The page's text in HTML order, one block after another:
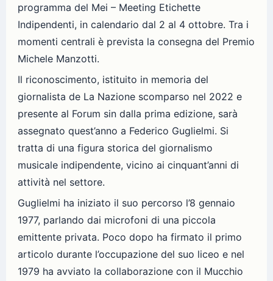
programma del Mei – Meeting Etichette
Indipendenti, in calendario dal 2 al 4 ottobre. Tra i
momenti centrali è prevista la consegna del Premio
Michele Manzotti.
Il riconoscimento, istituito in memoria del
giornalista de La Nazione scomparso nel 2022 e
presente al Forum sin dalla prima edizione, sarà
assegnato quest’anno a Federico Guglielmi. Si
tratta di una figura storica del giornalismo
musicale indipendente, vicino ai cinquant’anni di
attività nel settore.
Guglielmi ha iniziato il suo percorso l’8 gennaio
1977, parlando dai microfoni di una piccola
emittente privata. Poco dopo ha firmato il primo
articolo durante l’occupazione del suo liceo e nel
1979 ha avviato la collaborazione con il Mucchio